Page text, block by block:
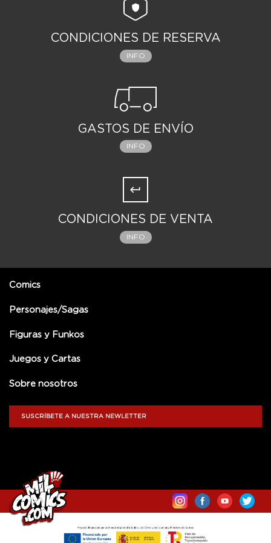
CONDICIONES DE RESERVA
INFO
GASTOS DE ENVÍO
INFO
CONDICIONES DE VENTA
INFO
Comics
Personajes/Sagas
Figuras y Funkos
Juegos y Cartas
Sobre nosotros
SUSCRÍBETE A NUESTRA NEWLETTER